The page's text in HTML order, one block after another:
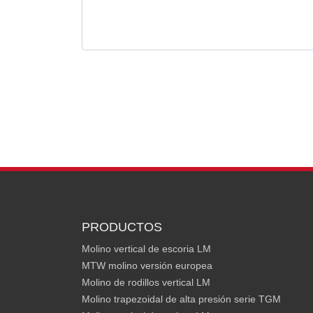
PRODUCTOS
Molino vertical de escoria LM
MTW molino versión europea
Molino de rodillos vertical LM
Molino trapezoidal de alta presión serie TGM